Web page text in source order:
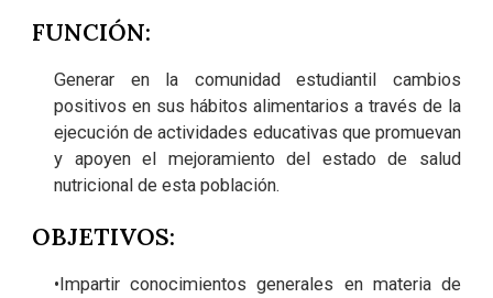
FUNCIÓN:
Generar en la comunidad estudiantil cambios
positivos en sus hábitos alimentarios a través de la
ejecución de actividades educativas que promuevan
y apoyen el mejoramiento del estado de salud
nutricional de esta población.
OBJETIVOS:
•Impartir conocimientos generales en materia de